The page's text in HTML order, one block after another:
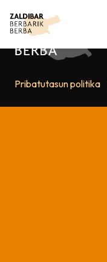
Pribatutasun politika